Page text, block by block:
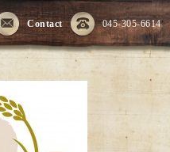
045-305-6614
Contact